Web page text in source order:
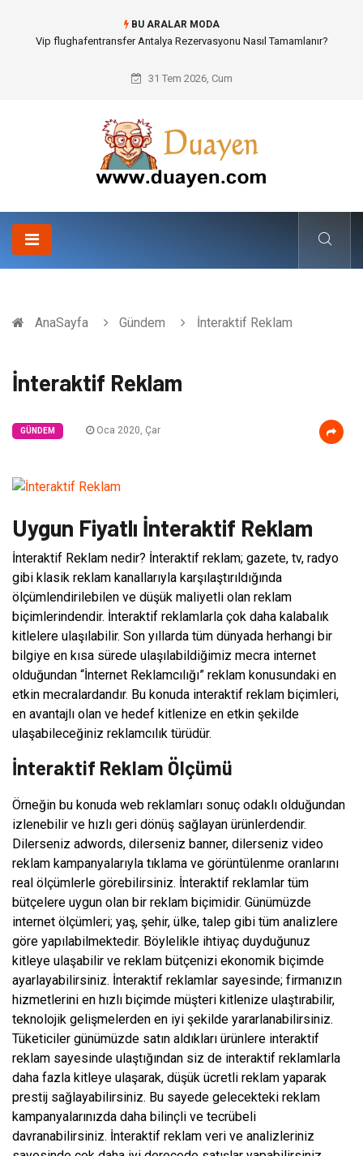
BU ARALAR MODA
Osb Sandık ve Endüstriyel Makine Parçalarının Modüler Transferi
31 Tem 2026, Cum
AnaSayfa Gündem İnteraktif Reklam
İnteraktif Reklam
GÜNDEM Oca 2020, Çar
Uygun Fiyatlı İnteraktif Reklam
İnteraktif Reklam nedir? İnteraktif reklam; gazete, tv, radyo
gibi klasik reklam kanallarıyla karşılaştırıldığında
ölçümlendirilebilen ve düşük maliyetli olan reklam
biçimlerindendir. İnteraktif reklamlarla çok daha kalabalık
kitlelere ulaşılabilir. Son yıllarda tüm dünyada herhangi bir
bilgiye en kısa sürede ulaşılabildiğimiz mecra internet
olduğundan “İnternet Reklamcılığı” reklam konusundaki en
etkin mecralardandır. Bu konuda interaktif reklam biçimleri,
en avantajlı olan ve hedef kitlenize en etkin şekilde
ulaşabileceğiniz reklamcılık türüdür.
İnteraktif Reklam Ölçümü
Örneğin bu konuda web reklamları sonuç odaklı olduğundan
izlenebilir ve hızlı geri dönüş sağlayan ürünlerdendir.
Dilerseniz adwords, dilerseniz banner, dilerseniz video
reklam kampanyalarıyla tıklama ve görüntülenme oranlarını
real ölçümlerle görebilirsiniz. İnteraktif reklamlar tüm
bütçelere uygun olan bir reklam biçimidir. Günümüzde
internet ölçümleri; yaş, şehir, ülke, talep gibi tüm analizlere
göre yapılabilmektedir. Böylelikle ihtiyaç duyduğunuz
kitleye ulaşabilir ve reklam bütçenizi ekonomik biçimde
ayarlayabilirsiniz. İnteraktif reklamlar sayesinde; firmanızın
hizmetlerini en hızlı biçimde müşteri kitlenize ulaştırabilir,
teknolojik gelişmelerden en iyi şekilde yararlanabilirsiniz.
Tüketiciler günümüzde satın aldıkları ürünlere interaktif
reklam sayesinde ulaştığından siz de interaktif reklamlarla
daha fazla kitleye ulaşarak, düşük ücretli reklam yaparak
prestij sağlayabilirsiniz. Bu sayede gelecekteki reklam
kampanyalarınızda daha bilinçli ve tecrübeli
davranabilirsiniz. İnteraktif reklam veri ve analizleriniz